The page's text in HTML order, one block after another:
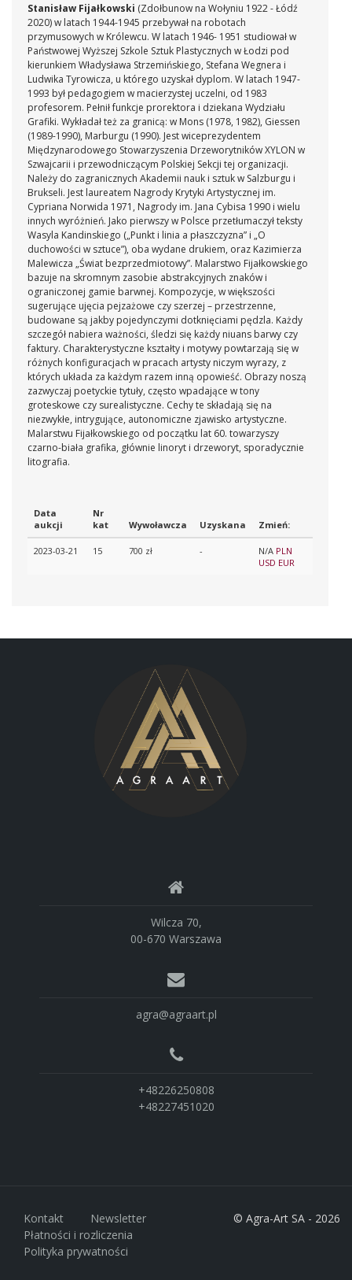
Stanisław Fijałkowski (Zdołbunow na Wołyniu 1922 - Łódź
2020) w latach 1944-1945 przebywał na robotach
przymusowych w Królewcu. W latach 1946- 1951 studiował w
Państwowej Wyższej Szkole Sztuk Plastycznych w Łodzi pod
kierunkiem Władysława Strzemińskiego, Stefana Wegnera i
Ludwika Tyrowicza, u którego uzyskał dyplom. W latach 1947-
1993 był pedagogiem w macierzystej uczelni, od 1983
profesorem. Pełnił funkcje prorektora i dziekana Wydziału
Grafiki. Wykładał też za granicą: w Mons (1978, 1982), Giessen
(1989-1990), Marburgu (1990). Jest wiceprezydentem
Międzynarodowego Stowarzyszenia Drzeworytników XYLON w
Szwajcarii i przewodniczącym Polskiej Sekcji tej organizacji.
Należy do zagranicznych Akademii nauk i sztuk w Salzburgu i
Brukseli. Jest laureatem Nagrody Krytyki Artystycznej im.
Cypriana Norwida 1971, Nagrody im. Jana Cybisa 1990 i wielu
innych wyróżnień. Jako pierwszy w Polsce przetłumaczył teksty
Wasyla Kandinskiego („Punkt i linia a płaszczyzna” i „O
duchowości w sztuce”), oba wydane drukiem, oraz Kazimierza
Malewicza „Świat bezprzedmiotowy”. Malarstwo Fijałkowskiego
bazuje na skromnym zasobie abstrakcyjnych znaków i
ograniczonej gamie barwnej. Kompozycje, w większości
sugerujące ujęcia pejzażowe czy szerzej – przestrzenne,
budowane są jakby pojedynczymi dotknięciami pędzla. Każdy
szczegół nabiera ważności, śledzi się każdy niuans barwy czy
faktury. Charakterystyczne kształty i motywy powtarzają się w
różnych konfiguracjach w pracach artysty niczym wyrazy, z
których układa za każdym razem inną opowieść. Obrazy noszą
zazwyczaj poetyckie tytuły, często wpadające w tony
groteskowe czy surealistyczne. Cechy te składają się na
niezwykłe, intrygujące, autonomiczne zjawisko artystyczne.
Malarstwu Fijałkowskiego od początku lat 60. towarzyszy
czarno-biała grafika, głównie linoryt i drzeworyt, sporadycznie
litografia.
Data
aukcji
Nr
kat
Wywoławcza Uzyskana Zmień:
2023-03-21 15 700 zł - N/A PLN
USD EUR
Wilcza 70,
00-670 Warszawa
agra@agraart.pl
+48226250808
+48227451020
Kontakt
Newsletter
Płatności i rozliczenia
Polityka prywatności
© Agra-Art SA - 2026